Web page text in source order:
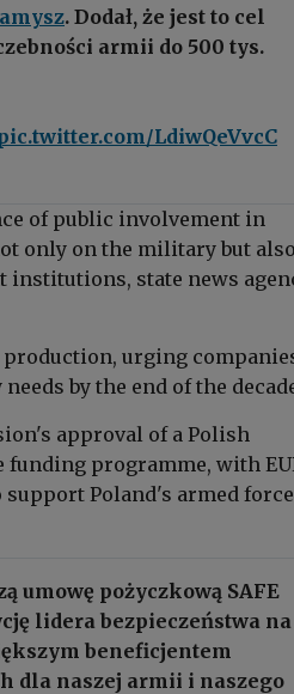
. Dodał, że jest to cel
armii do 500 tys.
LdiwQeVvcC
of public involvement in
only on the military but also
state news
production, urging
by the end of the
approval of a Polish
funding programme, with
support Poland's armed
umowę pożyczkową SAFE
lidera bezpieczeństwa na
beneficjentem
dla naszej armii i naszego